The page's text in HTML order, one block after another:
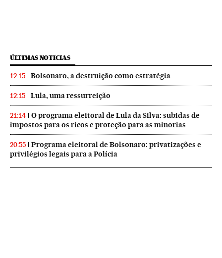
ÚLTIMAS NOTICIAS
12:15 Bolsonaro, a destruição como estratégia
12:15 Lula, uma ressurreição
21:14
O programa eleitoral de Lula da Silva: subidas de
impostos para os ricos e proteção para as minorias
20:55
Programa eleitoral de Bolsonaro: privatizações e
privilégios legais para a Polícia